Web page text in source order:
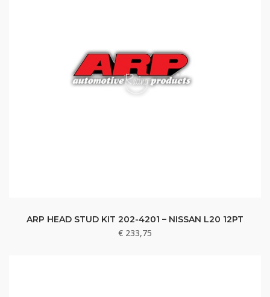
ARP HEAD STUD KIT 202-4201 – NISSAN L20 12PT
€ 233,75